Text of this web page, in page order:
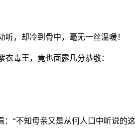
，却冷到骨中，毫无一丝温暖！
毒王，竟也面露几分恭敬：
“不知母亲又是从何人口中听说的